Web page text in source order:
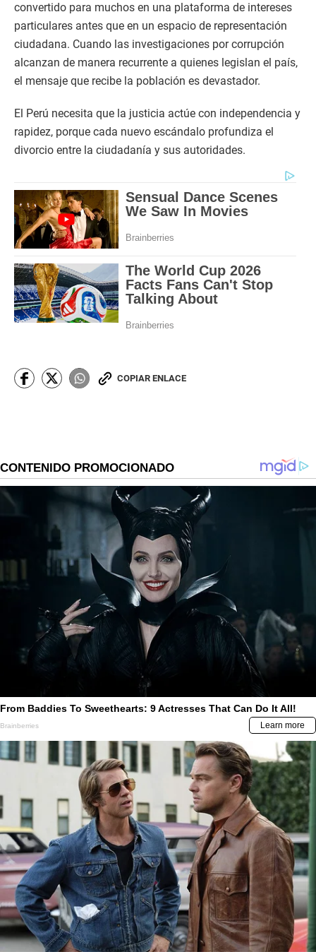
convertido para muchos en una plataforma de intereses
particulares antes que en un espacio de representación
ciudadana. Cuando las investigaciones por corrupción
alcanzan de manera recurrente a quienes legislan el país,
el mensaje que recibe la población es devastador.
El Perú necesita que la justicia actúe con independencia y
rapidez, porque cada nuevo escándalo profundiza el
divorcio entre la ciudadanía y sus autoridades.
COPIAR ENLACE